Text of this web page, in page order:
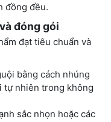
đồng đều.
đóng gói
đạt tiêu chuẩn và
bằng cách nhúng
tự nhiên trong không
sắc nhọn hoặc các